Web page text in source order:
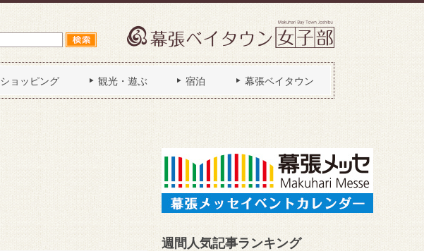
ショッピング 観光・遊ぶ 宿泊 幕張ベイタウン
週間人気記事ランキング